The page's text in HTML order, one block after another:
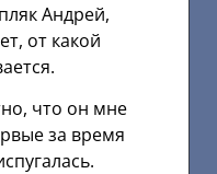
Андрей,
от какой
что он мне
за время